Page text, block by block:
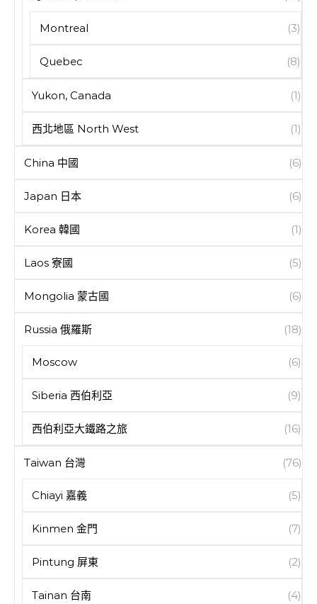
Montreal (3)
Quebec (8)
Yukon, Canada (1)
西北地區 North West (1)
China 中國 (6)
Japan 日本 (6)
Korea 韓國 (1)
Laos 寮國 (5)
Mongolia 蒙古國 (6)
Russia 俄羅斯 (18)
Moscow (6)
Siberia 西伯利亞 (9)
西伯利亞大鐵路之旅 (16)
Taiwan 台灣 (76)
Chiayi 嘉義 (5)
Kinmen 金門 (7)
Pintung 屏東 (2)
Tainan 台南 (4)